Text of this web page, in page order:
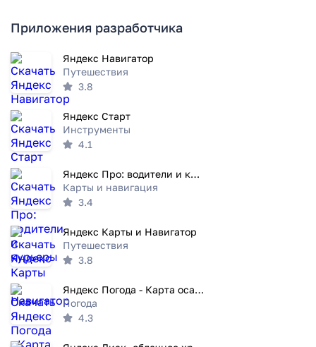
Приложения разработчика
Яндекс Навигатор
Путешествия
3.8
Яндекс Старт
Инструменты
4.1
Яндекс Про: водители и курьеры
Карты и навигация
3.4
Яндекс Карты и Навигатор
Путешествия
3.8
Яндекс Погода - Карта осадков
Погода
4.3